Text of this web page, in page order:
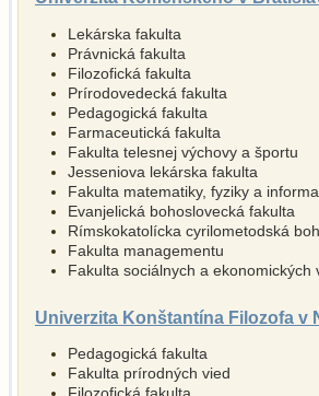
Lekárska fakulta
Právnická fakulta
Filozofická fakulta
Prírodovedecká fakulta
Pedagogická fakulta
Farmaceutická fakulta
Fakulta telesnej výchovy a športu
Jesseniova lekárska fakulta
Fakulta matematiky, fyziky a
Evanjelická bohoslovecká fakulta
Rímskokatolícka cyrilometodská
Fakulta managementu
Fakulta sociálnych a ekonomických
Univerzita Konštantína Filozofa v
Pedagogická fakulta
Fakulta prírodných vied